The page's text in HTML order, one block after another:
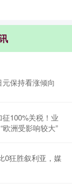
保持看涨倾向
100%关税！业
洲受影响较大”
0狂胜叙利亚，媒